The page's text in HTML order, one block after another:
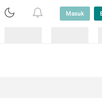
Masuk